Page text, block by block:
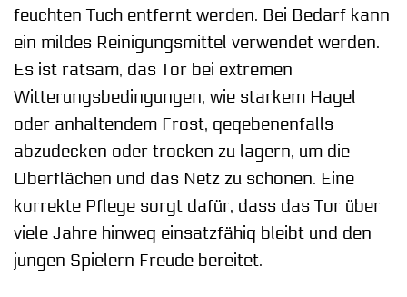
feuchten Tuch entfernt werden. Bei Bedarf kann
ein mildes Reinigungsmittel verwendet werden.
Es ist ratsam, das Tor bei extremen
Witterungsbedingungen, wie starkem Hagel
oder anhaltendem Frost, gegebenenfalls
abzudecken oder trocken zu lagern, um die
Oberflächen und das Netz zu schonen. Eine
korrekte Pflege sorgt dafür, dass das Tor über
viele Jahre hinweg einsatzfähig bleibt und den
jungen Spielern Freude bereitet.